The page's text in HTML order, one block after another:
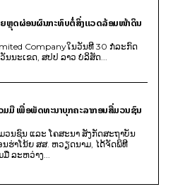
ຍຫຼຸດຜ່ອນຜົນກະທົບຕໍ່ສິ່ງແວດລ້ອມໜ້າດິນ
Companyໃນວັນທີ 30 ກໍລະກົດ
ນະເຂດ, ສປປ ລາວ ບໍລິສັດ...
ມມື ເພື່ອພັດທະນາບຸກຄະລາກອນສື່ມວນຊົນ
ວນຊົນ ແລະ ໂຄສະນາ ສັງກັດສະຖາບັນ
ຮ່າໂນ້ຍ ສສ. ຫວຽດນາມ, ໄດ້ຈັດພິທີ
ລະຫວ່າງ...